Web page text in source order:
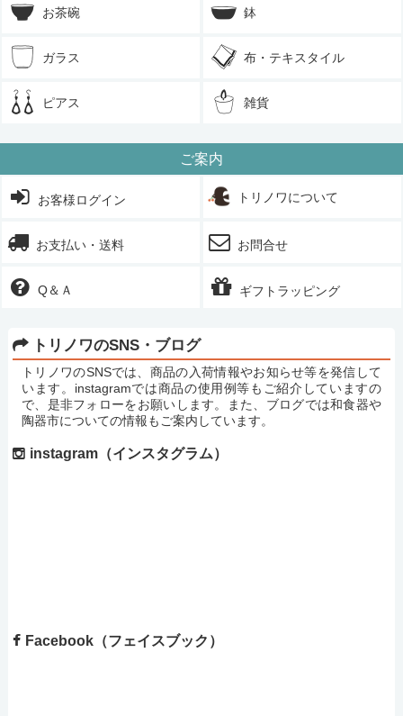
お茶碗 鉢
ガラス 布・テキスタイル
ピアス 雑貨
ご案内
お客様ログイン トリノワについて
お支払い・送料 お問合せ
Q＆Ａ ギフトラッピング
トリノワのSNS・ブログ
トリノワのSNSでは、商品の入荷情報やお知らせ等を発信して
います。instagramでは商品の使用例等もご紹介していますの
で、是非フォローをお願いします。また、ブログでは和食器や
陶器市についての情報もご案内しています。
instagram（インスタグラム）
Facebook（フェイスブック）